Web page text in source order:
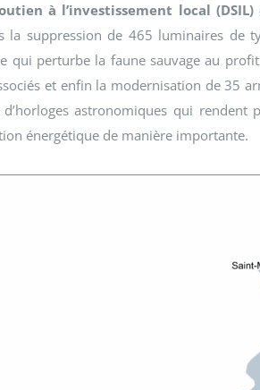
à l’investissement local
la suppression de 465 luminaires de
qui perturbe la faune sauvage au
et enfin la modernisation de 35
astronomiques qui
énergétique de manière importante.